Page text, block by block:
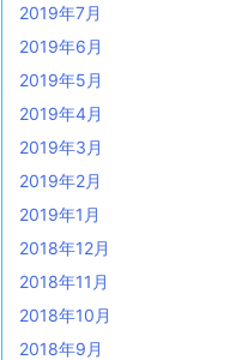
2019年7月
2019年6月
2019年5月
2019年4月
2019年3月
2019年2月
2019年1月
2018年12月
2018年11月
2018年10月
2018年9月